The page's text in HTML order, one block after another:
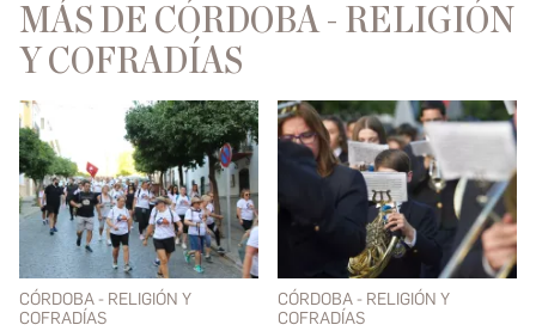
MÁS DE CÓRDOBA - RELIGIÓN
Y COFRADÍAS
CÓRDOBA - RELIGIÓN Y
COFRADÍAS
CÓRDOBA - RELIGIÓN Y
COFRADÍAS